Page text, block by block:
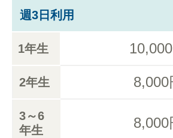
週3日利用
1年生
2年生 8,000
3～6
年生
8,000